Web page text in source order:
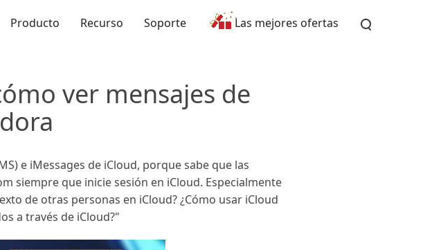
Producto Recurso Soporte Las mejores ofertas
ver mensajes de
e iMessages de iCloud, porque sabe que las
siempre que inicie sesión en iCloud. Especialmente
de otras personas en iCloud? ¿Cómo usar iCloud
a través de iCloud?"